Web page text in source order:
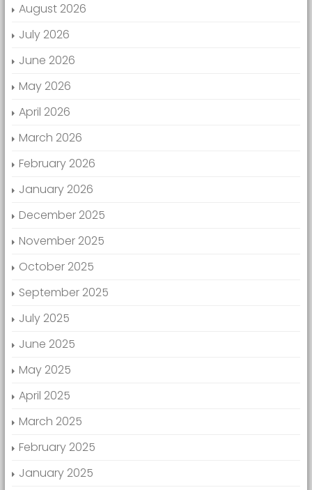
August 2026
July 2026
June 2026
May 2026
April 2026
March 2026
February 2026
January 2026
December 2025
November 2025
October 2025
September 2025
July 2025
June 2025
May 2025
April 2025
March 2025
February 2025
January 2025